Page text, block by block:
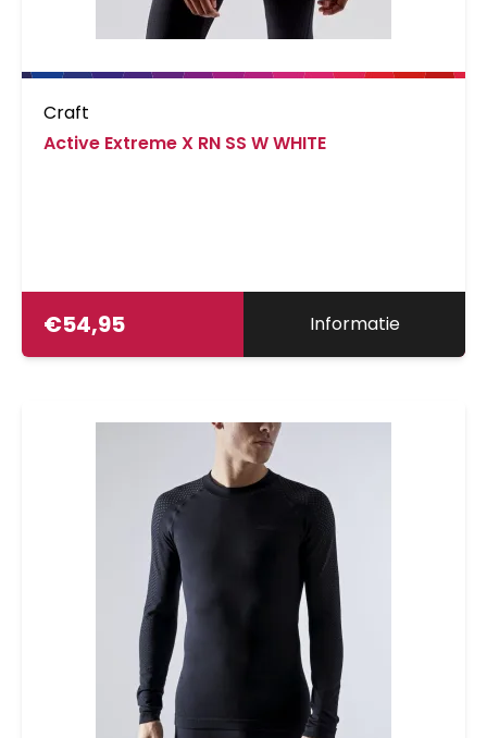
Craft
Active Extreme X RN SS W WHITE
€54,95 Informatie